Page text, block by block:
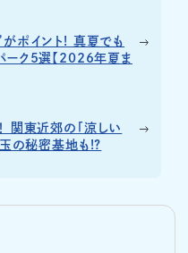
ポイント! 真夏でも
ーク5選【2026年夏ま
関東近郊の「涼しい
の秘密基地も!?